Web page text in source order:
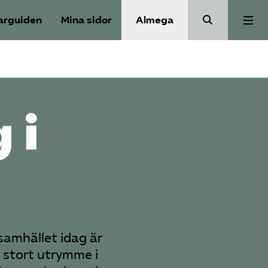
Mina sidor Almega
Om oss
i
idag är
stort utrymme i